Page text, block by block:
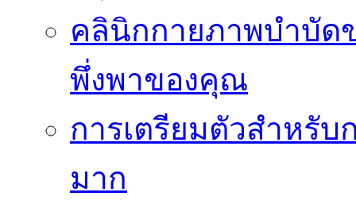
คลินิกกายภาพบำบัด
พึ่งพาของคุณ
การเตรียมตัวสำหรั
มาก